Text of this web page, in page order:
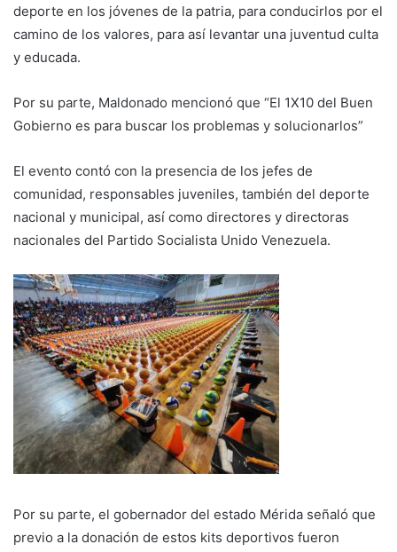
deporte en los jóvenes de la patria, para conducirlos por el
camino de los valores, para así levantar una juventud culta
y educada.
Por su parte, Maldonado mencionó que “El 1X10 del Buen
Gobierno es para buscar los problemas y solucionarlos”
El evento contó con la presencia de los jefes de
comunidad, responsables juveniles, también del deporte
nacional y municipal, así como directores y directoras
nacionales del Partido Socialista Unido Venezuela.
Por su parte, el gobernador del estado Mérida señaló que
previo a la donación de estos kits deportivos fueron